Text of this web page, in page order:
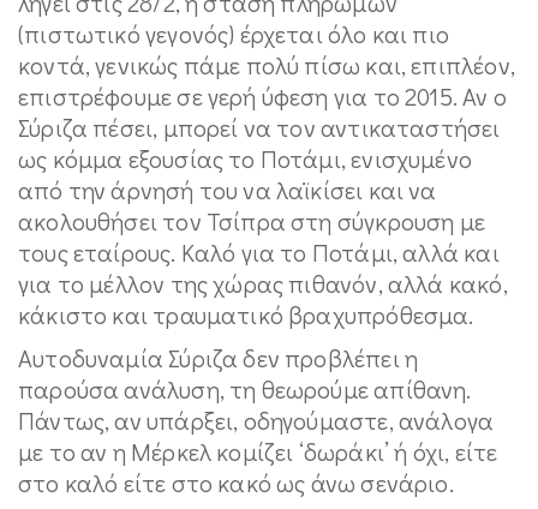
(πιστωτικό γεγονός) έρχεται όλο και πιο
κοντά, γενικώς πάμε πολύ πίσω και, επιπλέον,
επιστρέφουμε σε γερή ύφεση για το 2015. Αν ο
Σύριζα πέσει, μπορεί να τον αντικαταστήσει
ως κόμμα εξουσίας το Ποτάμι, ενισχυμένο
από την άρνησή του να λαϊκίσει και να
ακολουθήσει τον Τσίπρα στη σύγκρουση με
τους εταίρους. Καλό για το Ποτάμι, αλλά και
για το μέλλον της χώρας πιθανόν, αλλά κακό,
κάκιστο και τραυματικό βραχυπρόθεσμα.
Αυτοδυναμία Σύριζα δεν προβλέπει η
παρούσα ανάλυση, τη θεωρούμε απίθανη.
Πάντως, αν υπάρξει, οδηγούμαστε, ανάλογα
με το αν η Μέρκελ κομίζει ‘δωράκι’ ή όχι, είτε
στο καλό είτε στο κακό ως άνω σενάριο.